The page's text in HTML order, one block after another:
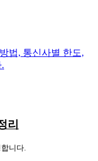
법, 통신사별 한도,
리
니다.